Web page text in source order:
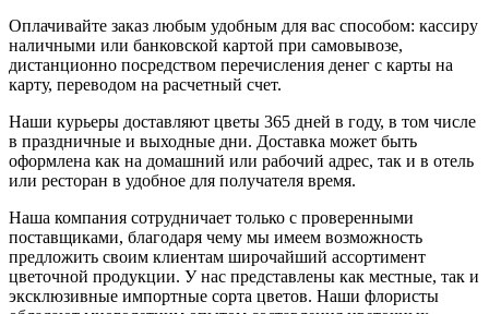
Оплачивайте заказ любым удобным для вас способом: кассиру
наличными или банковской картой при самовывозе,
дистанционно посредством перечисления денег с карты на
карту, переводом на расчетный счет.
Наши курьеры доставляют цветы 365 дней в году, в том числе
в праздничные и выходные дни. Доставка может быть
оформлена как на домашний или рабочий адрес, так и в отель
или ресторан в удобное для получателя время.
Наша компания сотрудничает только с проверенными
поставщиками, благодаря чему мы имеем возможность
предложить своим клиентам широчайший ассортимент
цветочной продукции. У нас представлены как местные, так и
эксклюзивные импортные сорта цветов. Наши флористы